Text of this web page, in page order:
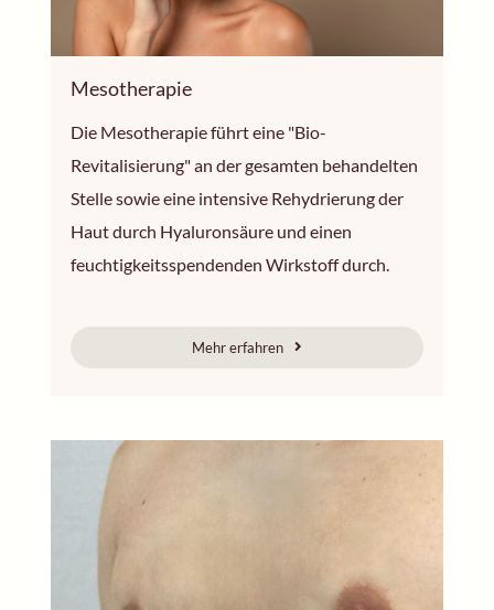
Mesotherapie
Die Mesotherapie führt eine "Bio-
Revitalisierung" an der gesamten behandelten
Stelle sowie eine intensive Rehydrierung der
Haut durch Hyaluronsäure und einen
feuchtigkeitsspendenden Wirkstoff durch.
Mehr erfahren